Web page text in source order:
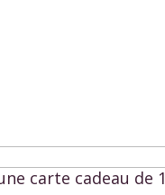
carte cadeau de